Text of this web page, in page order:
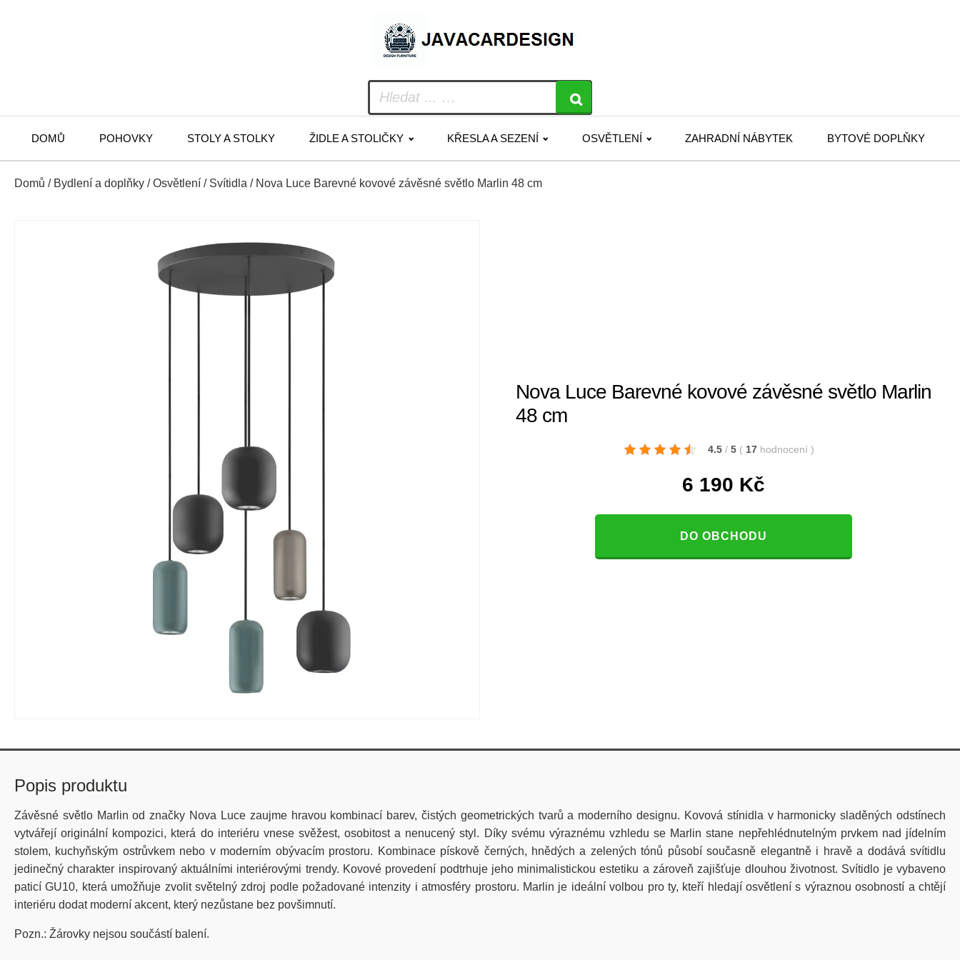
DOMŮ POHOVKY STOLY A STOLKY ŽIDLE A STOLIČKY KŘESLA A SEZENÍ OSVĚTLENÍ ZAHRADNÍ NÁBYTEK BYTOVÉ DOPLŇKY
Domů / Bydlení a doplňky /Osvětlení / Svítidla / Nova Luce Barevné kovové závěsné světlo Marlin 48 cm
Nova Luce Barevné kovové závěsné světlo Marlin
48 cm
4.5 / 5 ( 17 hodnocení )
6 190 Kč
DO OBCHODU
Popis produktu
Závěsné světlo Marlin od značky Nova Luce zaujme hravou kombinací barev, čistých geometrických tvarů a moderního designu. Kovová stínidla v harmonicky sladěných odstínech
vytvářejí originální kompozici, která do interiéru vnese svěžest, osobitost a nenucený styl. Díky svému výraznému vzhledu se Marlin stane nepřehlédnutelným prvkem nad jídelním
stolem, kuchyňským ostrůvkem nebo v moderním obývacím prostoru. Kombinace pískově černých, hnědých a zelených tónů působí současně elegantně i hravě a dodává svítidlu
jedinečný charakter inspirovaný aktuálními interiérovými trendy. Kovové provedení podtrhuje jeho minimalistickou estetiku a zároveň zajišťuje dlouhou životnost. Svítidlo je vybaveno
paticí GU10, která umožňuje zvolit světelný zdroj podle požadované intenzity i atmosféry prostoru. Marlin je ideální volbou pro ty, kteří hledají osvětlení s výraznou osobností a chtějí
interiéru dodat moderní akcent, který nezůstane bez povšimnutí.
Pozn.: Žárovky nejsou součástí balení.